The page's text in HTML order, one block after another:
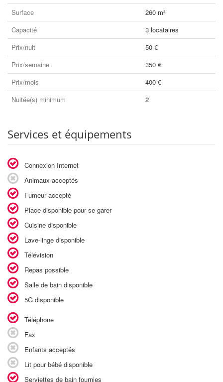
Surface
260 m²
Capacité
3 locataires
Prix/nuit
50 €
Prix/semaine
350 €
Prix/mois
400 €
Nuitée(s) minimum
2
Services et équipements
Connexion Internet
Animaux acceptés
Fumeur accepté
Place disponible pour se garer
Cuisine disponible
Lave-linge disponible
Télévision
Repas possible
Salle de bain disponible
5G disponible
Téléphone
Fax
Enfants acceptés
Lit pour bébé disponible
Serviettes de bain fournies